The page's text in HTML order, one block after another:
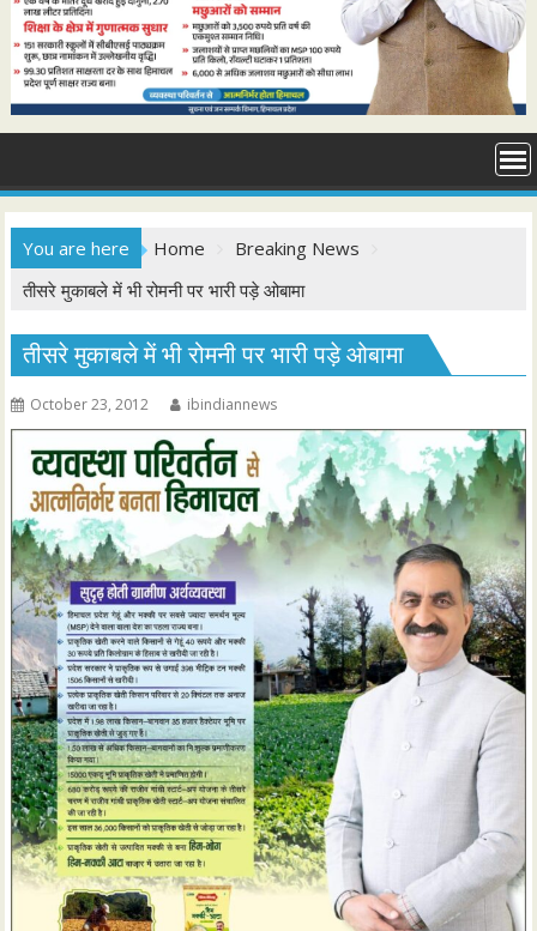
You are here Home
Breaking News
तीसरे मुकाबले में भी रोमनी पर भारी पड़े ओबामा
तीसरे मुकाबले में भी रोमनी पर भारी पड़े ओबामा
October 23, 2012 ibindiannews